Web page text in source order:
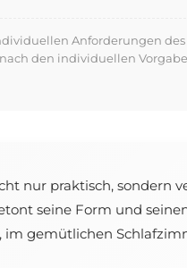
Anforderungen
den individuellen
nur praktisch, sondern
seine Form und
gemütlichen